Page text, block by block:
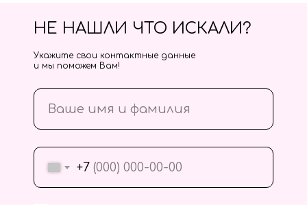
+7
НЕ НАШЛИ ЧТО ИСКАЛИ?
Укажите свои контактные данные
и мы поможем Вам!